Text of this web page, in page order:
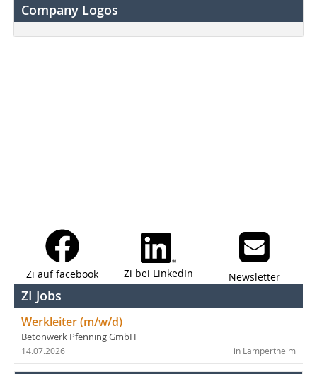
Company Logos
Zi auf facebook Zi bei LinkedIn Newsletter
ZI Jobs
Werkleiter (m/w/d)
Betonwerk Pfenning GmbH
in Lampertheim
14.07.2026